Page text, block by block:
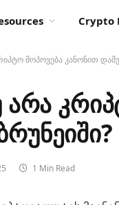
Crypto
მოპოვება კანონით
არა
1 Min Read